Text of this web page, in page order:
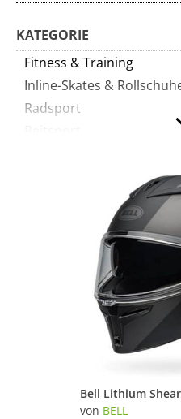
KATEGORIE
Fitness & Training
Inline-Skates &
Radsport
Sportbekleidung
Geschlecht
von BELL